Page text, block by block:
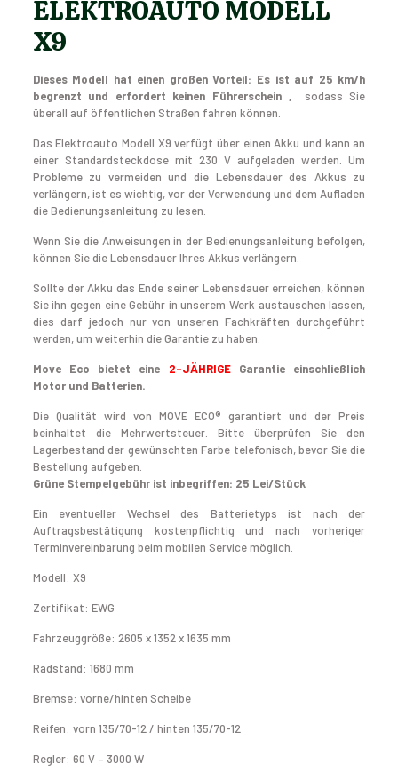
ELEKTROAUTO MODELL
X9
Dieses Modell hat einen großen Vorteil: Es ist auf 25 km/h
begrenzt und erfordert keinen Führerschein ,sodass Sie
überall auf öffentlichen Straßen fahren können.
Das Elektroauto Modell X9 verfügt über einen Akku und kann an
einer Standardsteckdose mit 230 V aufgeladen werden. Um
Probleme zu vermeiden und die Lebensdauer des Akkus zu
verlängern, ist es wichtig, vor der Verwendung und dem Aufladen
die Bedienungsanleitung zu lesen.
Wenn Sie die Anweisungen in der Bedienungsanleitung befolgen,
können Sie die Lebensdauer Ihres Akkus verlängern.
Sollte der Akku das Ende seiner Lebensdauer erreichen, können
Sie ihn gegen eine Gebühr in unserem Werk austauschen lassen,
dies darf jedoch nur von unseren Fachkräften durchgeführt
werden, um weiterhin die Garantie zu haben.
Move Eco bietet eine 2-JÄHRIGEGarantie einschließlich
Motor und Batterien.
Die Qualität wird von MOVE ECO® garantiert und der Preis
beinhaltet die Mehrwertsteuer. Bitte überprüfen Sie den
Lagerbestand der gewünschten Farbe telefonisch, bevor Sie die
Bestellung aufgeben.
Grüne Stempelgebühr ist inbegriffen: 25 Lei/Stück
Ein eventueller Wechsel des Batterietyps ist nach der
Auftragsbestätigung kostenpflichtig und nach vorheriger
Terminvereinbarung beim mobilen Service möglich.
Modell: X9
Zertifikat: EWG
Fahrzeuggröße: 2605 x 1352 x 1635 mm
Radstand: 1680 mm
Bremse: vorne/hinten Scheibe
Reifen: vorn 135/70-12 / hinten 135/70-12
Regler: 60 V – 3000 W